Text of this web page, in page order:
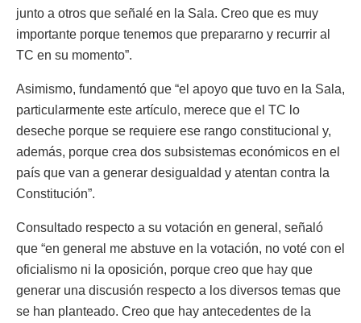
junto a otros que señalé en la Sala. Creo que es muy
importante porque tenemos que prepararno y recurrir al
TC en su momento”.
Asimismo, fundamentó que “el apoyo que tuvo en la Sala,
particularmente este artículo, merece que el TC lo
deseche porque se requiere ese rango constitucional y,
además, porque crea dos subsistemas económicos en el
país que van a generar desigualdad y atentan contra la
Constitución”.
Consultado respecto a su votación en general, señaló
que “en general me abstuve en la votación, no voté con el
oficialismo ni la oposición, porque creo que hay que
generar una discusión respecto a los diversos temas que
se han planteado. Creo que hay antecedentes de la